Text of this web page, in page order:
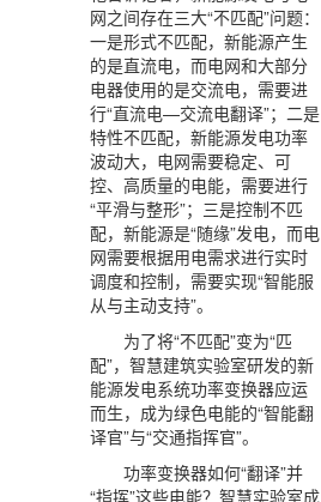
网之间存在三大“不匹配”问题：
一是形式不匹配，新能源产生
的是直流电，而电网和大部分
电器使用的是交流电，需要进
行“直流电—交流电翻译”；二是
特性不匹配，新能源发电功率
波动大，电网需要稳定、可
控、高质量的电能，需要进行
“平滑与整形”；三是控制不匹
配，新能源是“随缘”发电，而电
网需要根据用电需求进行实时
调度和控制，需要实现“智能服
从与主动支持”。
为了将“不匹配”变为“匹
配”，智慧建筑实验室研发的新
能源发电系统功率变换器应运
而生，成为绿色电能的“智能翻
译官”与“交通指挥官”。
功率变换器如何“翻译”并
“指挥”这些电能？智慧实验室成